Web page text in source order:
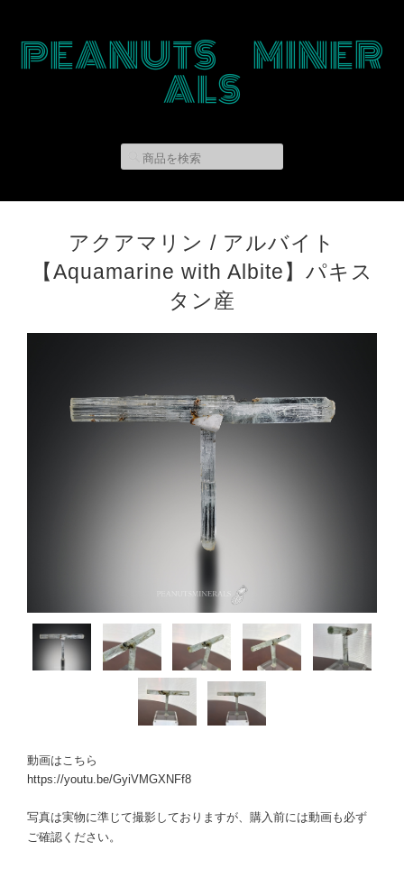
PEANUTS MINER
ALS
アクアマリン / アルバイト
【Aquamarine with Albite】パキス
タン産
動画はこちら
https://youtu.be/GyiVMGXNFf8
写真は実物に準じて撮影しておりますが、購入前には動画も必ず
ご確認ください。